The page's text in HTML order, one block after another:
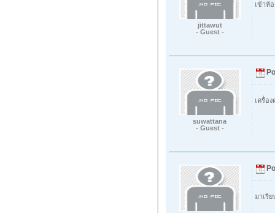
jittawut
- Guest -
เข้าห้
suwattana
- Guest -
เครื่อ
มาเรี